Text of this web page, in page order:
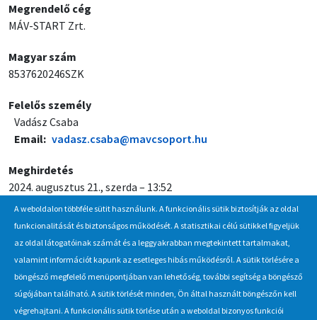
Megrendelő cég
MÁV-START Zrt.
Magyar szám
8537620246SZK
Felelős személy
Vadász Csaba
Email vadasz.csaba@mavcsoport.hu
Meghirdetés
2024. augusztus 21., szerda – 13:52
Jelentkezési / beadási határidő
2024. szeptember 5., csütörtök – 12:00
Hírlevél
Iratkozzon fel Beszerzés Hírlevél szolgáltatásunkra, hogy értesüljön
A weboldalon többféle sütit használunk. A funkcionális sütik biztosítják az oldal
funkcionalitását és biztonságos működését. A statisztikai célú sütikkel figyeljük
az oldal látogatóinak számát és a leggyakrabban megtekintett tartalmakat,
valamint információt kapunk az esetleges hibás működésről. A sütik törlésére a
böngésző megfelelő menüpontjában van lehetőség, további segítség a böngésző
súgójában található. A sütik törlését minden, Ön által használt böngészőn kell
végrehajtani. A funkcionális sütik törlése után a weboldal bizonyos funkciói